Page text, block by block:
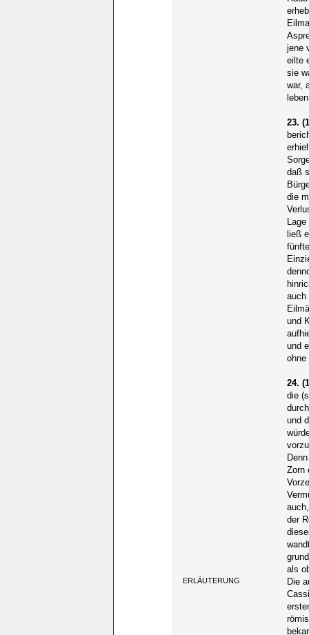
jene
eilte
sie
war,
23.
daß
die
ließ
auch
und
und
24.
die
und
Zorn
der
als
ERLÄUTERUNG
Die